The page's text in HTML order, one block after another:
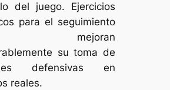
del juego. Ejercicios
para el seguimiento
mejoran
su toma de
defensivas en
reales.